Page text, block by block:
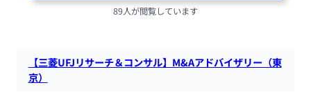
89人が閲覧しています
【三菱UFJリサーチ＆コンサル】M&Aアドバイザリー（東
京）